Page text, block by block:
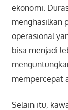
ekonomi.
menghasilkan
operasional
bisa menjadi
mempercepat
Selain itu,